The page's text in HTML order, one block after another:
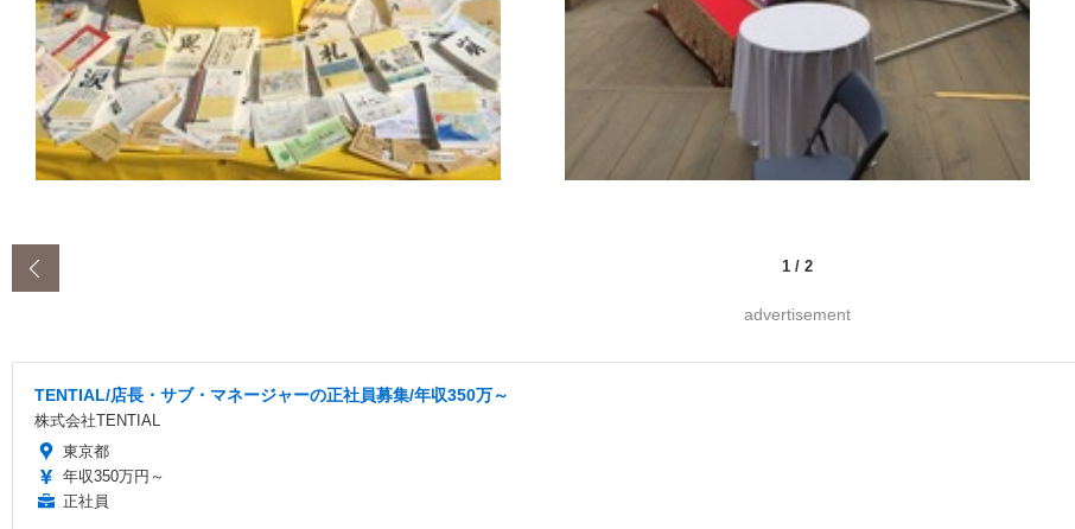
1 / 2
advertisement
TENTIAL/店長・サブ・マネージャーの正社員募集/年収350万～
株式会社TENTIAL
東京都
年収350万円～
正社員